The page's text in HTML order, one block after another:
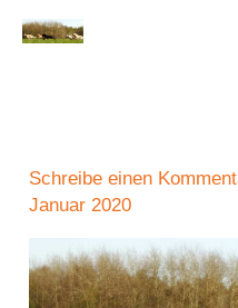
Zum
Inhalt
Schreibe einen
Januar 2020